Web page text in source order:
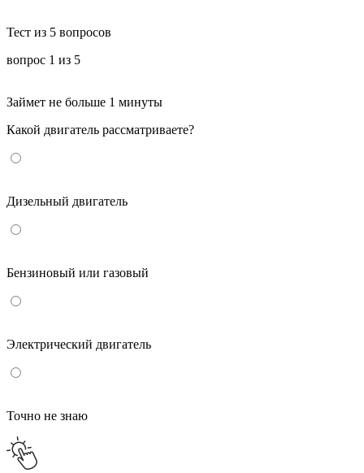
Тест из 5 вопросов
вопрос 1 из 5
Займет не больше 1 минуты
Какой двигатель рассматриваете?
Дизельный двигатель
Бензиновый или газовый
Электрический двигатель
Точно не знаю